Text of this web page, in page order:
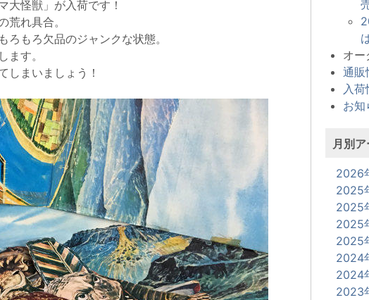
大怪獣」が入荷です！
荒れ具合。
もろ欠品のジャンクな状態。
す。
しまいましょう！
オー
通販
入
お知
月別
2026
2025
2025
2025
2025
2024
2024
2023